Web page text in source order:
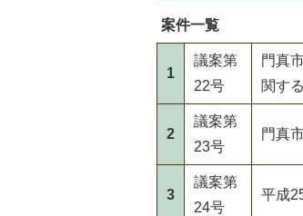
案件一覧
1
議案第
22号
門真
関す
2
議案第
23号
門真
3
議案第
24号
平成